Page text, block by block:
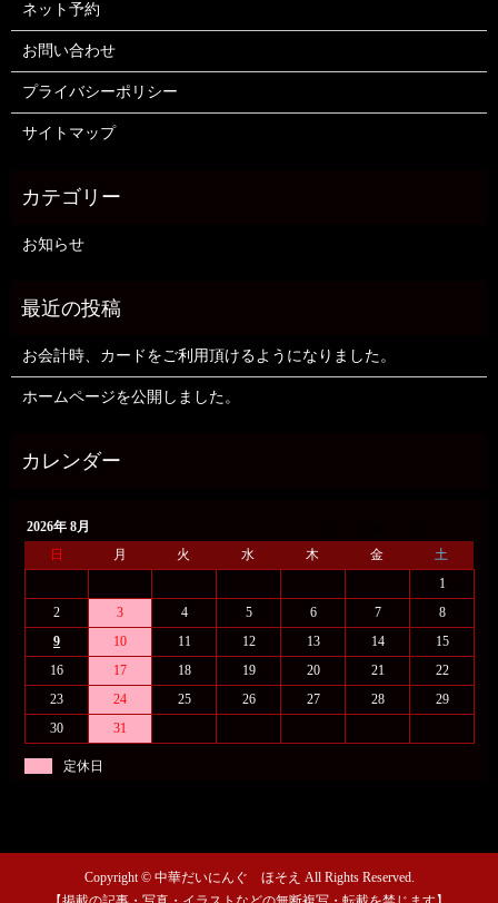
ネット予約
お問い合わせ
プライバシーポリシー
サイトマップ
お知らせ
お会計時、カードをご利用頂けるようになりました。
ホームページを公開しました。
2026年 8月
日
月 火 水 木 金
土
1
2
3 4 5 6 7
8
9
10 11 12 13 14
15
16
17 18 19 20 21
22
23
24 25 26 27 28
29
30
31
定休日
Copyright © 中華だいにんぐ ほそえ All Rights Reserved.